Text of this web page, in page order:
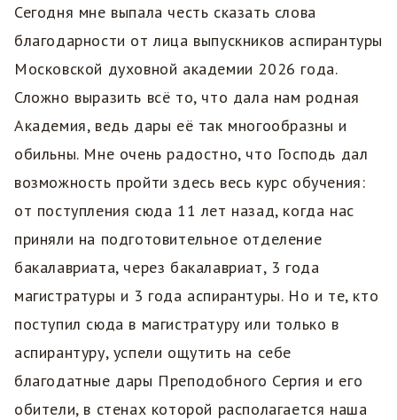
Сегодня мне выпала честь сказать слова
благодарности от лица выпускников аспирантуры
Московской духовной академии 2026 года.
Сложно выразить всё то, что дала нам родная
Академия, ведь дары её так многообразны и
обильны. Мне очень радостно, что Господь дал
возможность пройти здесь весь курс обучения:
от поступления сюда 11 лет назад, когда нас
приняли на подготовительное отделение
бакалавриата, через бакалавриат, 3 года
магистратуры и 3 года аспирантуры. Но и те, кто
поступил сюда в магистратуру или только в
аспирантуру, успели ощутить на себе
благодатные дары Преподобного Сергия и его
обители, в стенах которой располагается наша